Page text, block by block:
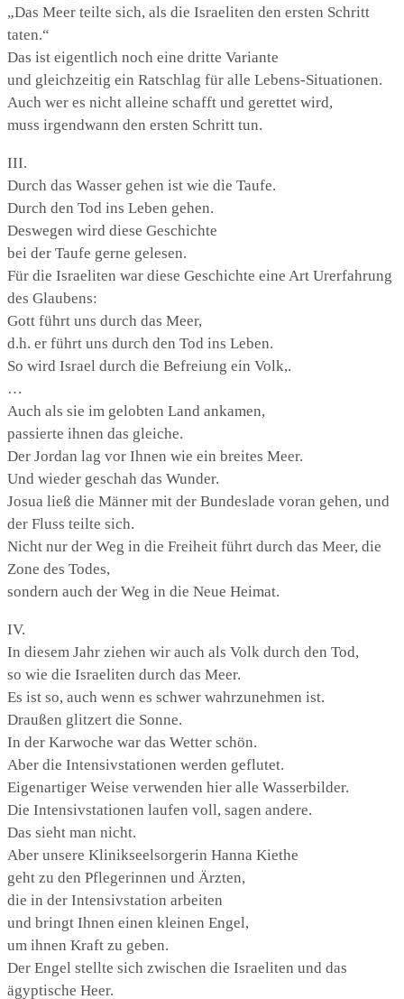
„Das Meer teilte sich, als die Israeliten den ersten Schritt
taten.“
Das ist eigentlich noch eine dritte Variante
und gleichzeitig ein Ratschlag für alle Lebens-Situationen.
Auch wer es nicht alleine schafft und gerettet wird,
muss irgendwann den ersten Schritt tun.
III.
Durch das Wasser gehen ist wie die Taufe.
Durch den Tod ins Leben gehen.
Deswegen wird diese Geschichte
bei der Taufe gerne gelesen.
Für die Israeliten war diese Geschichte eine Art Urerfahrung
des Glaubens:
Gott führt uns durch das Meer,
d.h. er führt uns durch den Tod ins Leben.
So wird Israel durch die Befreiung ein Volk,.
…
Auch als sie im gelobten Land ankamen,
passierte ihnen das gleiche.
Der Jordan lag vor Ihnen wie ein breites Meer.
Und wieder geschah das Wunder.
Josua ließ die Männer mit der Bundeslade voran gehen, und
der Fluss teilte sich.
Nicht nur der Weg in die Freiheit führt durch das Meer, die
Zone des Todes,
sondern auch der Weg in die Neue Heimat.
IV.
In diesem Jahr ziehen wir auch als Volk durch den Tod,
so wie die Israeliten durch das Meer.
Es ist so, auch wenn es schwer wahrzunehmen ist.
Draußen glitzert die Sonne.
In der Karwoche war das Wetter schön.
Aber die Intensivstationen werden geflutet.
Eigenartiger Weise verwenden hier alle Wasserbilder.
Die Intensivstationen laufen voll, sagen andere.
Das sieht man nicht.
Aber unsere Klinikseelsorgerin Hanna Kiethe
geht zu den Pflegerinnen und Ärzten,
die in der Intensivstation arbeiten
und bringt Ihnen einen kleinen Engel,
um ihnen Kraft zu geben.
Der Engel stellte sich zwischen die Israeliten und das
ägyptische Heer.